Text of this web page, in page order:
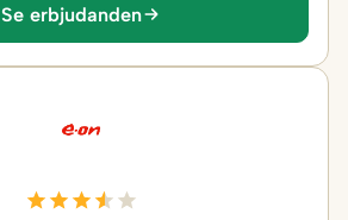
Se erbjudanden